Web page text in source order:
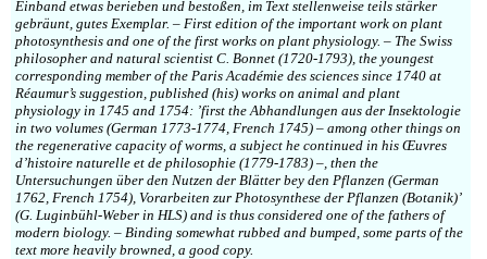
Einband etwas berieben und bestoßen, im Text stellenweise teils stärker
gebräunt, gutes Exemplar. – First edition of the important work on plant
photosynthesis and one of the first works on plant physiology. – The Swiss
philosopher and natural scientist C. Bonnet (1720-1793), the youngest
corresponding member of the Paris Académie des sciences since 1740 at
Réaumur’s suggestion, published (his) works on animal and plant
physiology in 1745 and 1754: ’first the Abhandlungen aus der Insektologie
in two volumes (German 1773-1774, French 1745) – among other things on
the regenerative capacity of worms, a subject he continued in his Œuvres
d’histoire naturelle et de philosophie (1779-1783) –, then the
Untersuchungen über den Nutzen der Blätter bey den Pflanzen (German
1762, French 1754), Vorarbeiten zur Photosynthese der Pflanzen (Botanik)’
(G. Luginbühl-Weber in HLS) and is thus considered one of the fathers of
modern biology. – Binding somewhat rubbed and bumped, some parts of the
text more heavily browned, a good copy.